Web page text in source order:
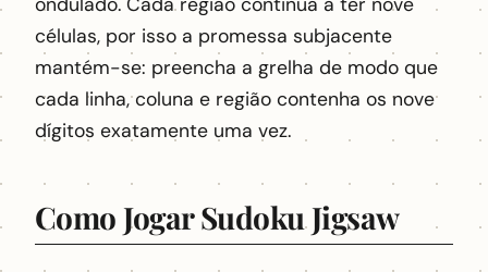
células, por isso a promessa subjacente
mantém-se: preencha a grelha de modo que
cada linha, coluna e região contenha os nove
dígitos exatamente uma vez.
Como Jogar Sudoku Jigsaw